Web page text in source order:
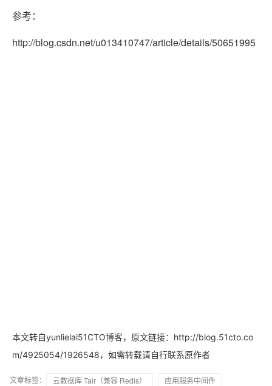
参考：
http://blog.csdn.net/u013410747/article/details/50651995
本文转自yunlielai51CTO博客，原文链接：http://blog.51cto.co
m/4925054/1926548，如需转载请自行联系原作者
文章标签： 云数据库 Tair（兼容 Redis） 应用服务中间件